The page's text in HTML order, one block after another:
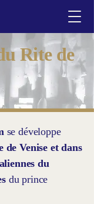
Rite de
se développe
de Venise et dans
du
du prince